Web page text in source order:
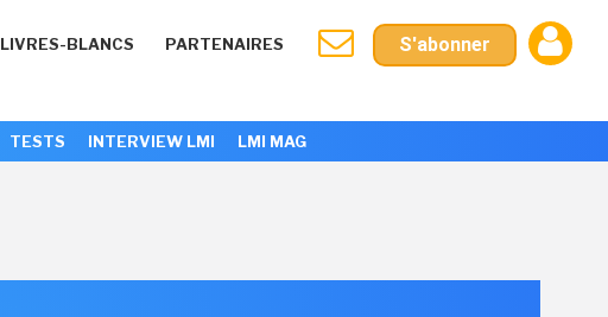
LIVRES-BLANCS PARTENAIRES S'abonner
TESTS INTERVIEW LMI LMI MAG